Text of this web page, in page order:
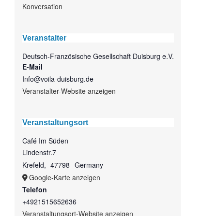
Konversation
Veranstalter
Deutsch-Französische Gesellschaft Duisburg e.V.
E-Mail
Info@voila-duisburg.de
Veranstalter-Website anzeigen
Veranstaltungsort
Café Im Süden
Lindenstr.7
Krefeld, 47798 Germany
Google-Karte anzeigen
Telefon
+4921515652636
Veranstaltungsort-Website anzeigen